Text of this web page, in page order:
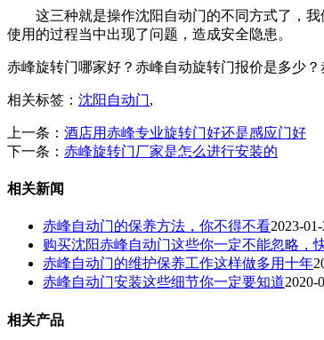
这三种就是操作沈阳自动门的不同方式了，
使用的过程当中出现了问题，造成安全隐患。
赤峰旋转门哪家好？赤峰自动旋转门报价是多少
相关标签： 沈阳自动门,
上一条： 酒店用赤峰专业旋转门好还是感应门好
下一条： 赤峰旋转门厂家是怎么进行安装的
相关新闻
赤峰自动门的保养方法，你不得不看2023-
购买沈阳赤峰自动门这些你一定不能忽略，
赤峰自动门的维护保养工作这样做多用十年
赤峰自动门安装这些细节你一定要知道2020-
相关产品